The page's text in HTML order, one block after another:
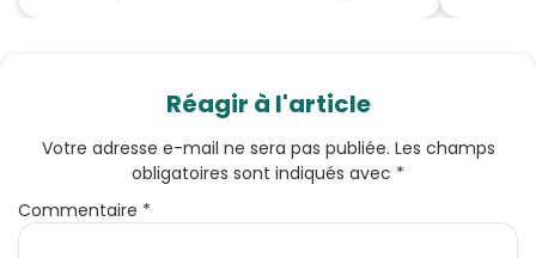
Réagir à l'article
Votre adresse e-mail ne sera pas publiée. Les champs
obligatoires sont indiqués avec *
Commentaire *